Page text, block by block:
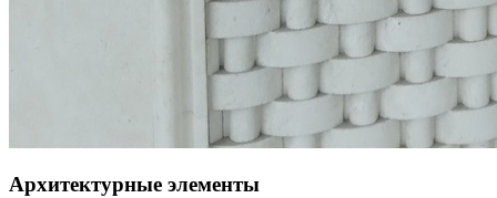
Архитектурные элементы